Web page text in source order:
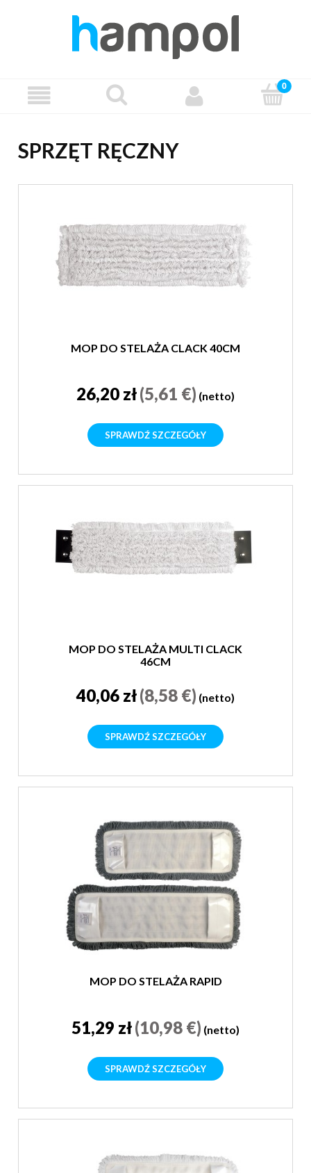
SPRZĘT RĘCZNY
MOP DO STELAŻA CLACK 40CM
26,20 zł(5,61 €) (netto)
SPRAWDŹ SZCZEGÓŁY
MOP DO STELAŻA MULTI CLACK
46CM
40,06 zł(8,58 €) (netto)
SPRAWDŹ SZCZEGÓŁY
MOP DO STELAŻA RAPID
51,29 zł(10,98 €) (netto)
SPRAWDŹ SZCZEGÓŁY